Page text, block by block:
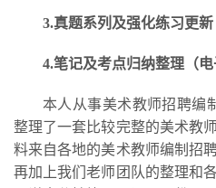
3.真题系列及强化练习更新
4.笔记及考点归纳整理（电
本人从事美术教师招聘编
整理了一套比较完整的美术教
料来自各地的美术教师编制招
再加上我们老师团队的整理和